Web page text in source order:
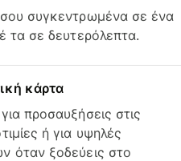
συγκεντρωμένα σε ένα
τα σε δευτερόλεπτα.
κάρτα
προσαυξήσεις στις
ή για υψηλές
όταν ξοδεύεις στο